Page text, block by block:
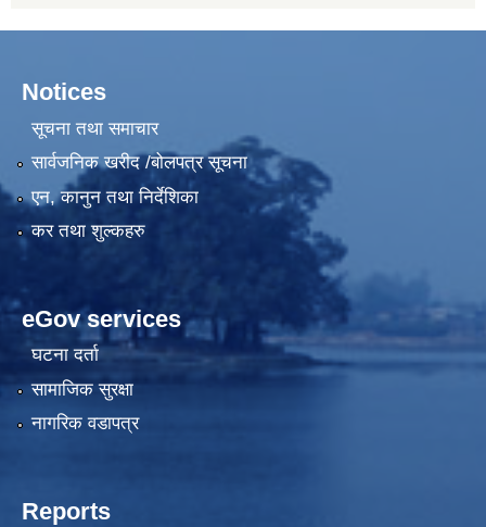
Notices
सूचना तथा समाचार
सार्वजनिक खरीद /बोलपत्र सूचना
एन, कानुन तथा निर्देशिका
कर तथा शुल्कहरु
eGov services
घटना दर्ता
सामाजिक सुरक्षा
नागरिक वडापत्र
Reports